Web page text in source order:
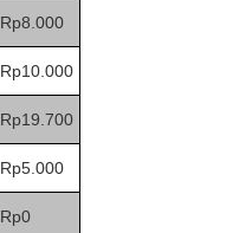
Rp8.000
Rp10.000
Rp19.700
Rp5.000
Rp0